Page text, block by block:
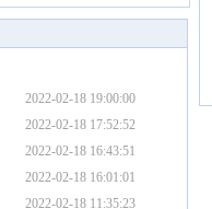
2022-02-18 19:00:00
2022-02-18 17:52:52
2022-02-18 16:43:51
2022-02-18 16:01:01
2022-02-18 11:35:23